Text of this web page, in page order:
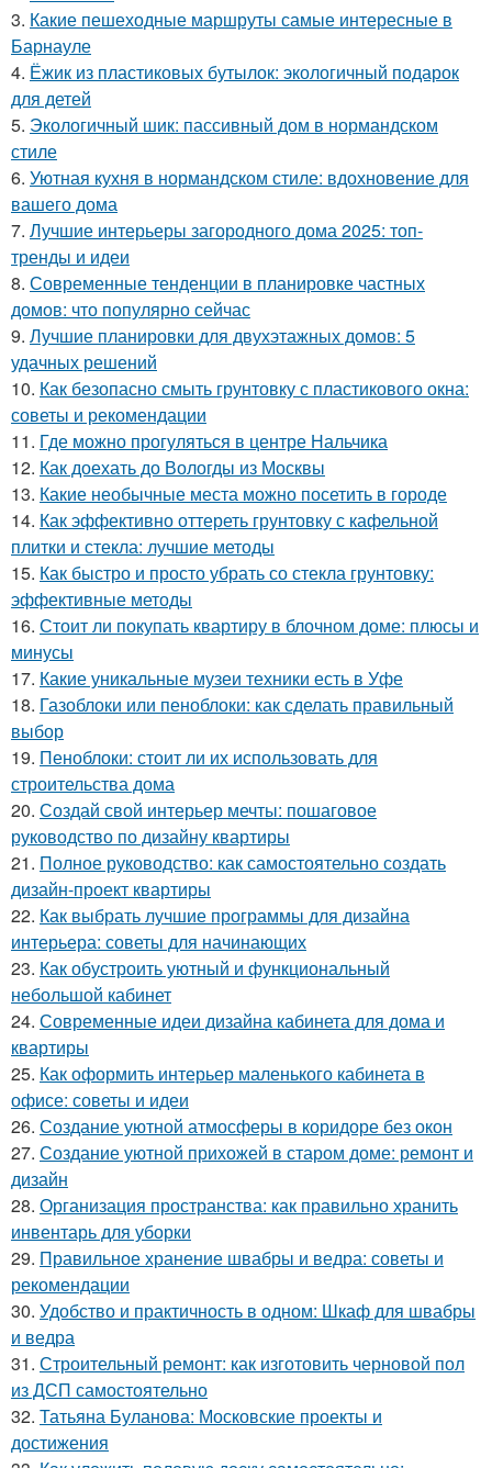
3. Какие пешеходные маршруты самые интересные в
Барнауле
4. Ёжик из пластиковых бутылок: экологичный подарок
для детей
5. Экологичный шик: пассивный дом в нормандском
стиле
6. Уютная кухня в нормандском стиле: вдохновение для
вашего дома
7. Лучшие интерьеры загородного дома 2025: топ-
тренды и идеи
8. Современные тенденции в планировке частных
домов: что популярно сейчас
9. Лучшие планировки для двухэтажных домов: 5
удачных решений
10. Как безопасно смыть грунтовку с пластикового окна:
советы и рекомендации
11. Где можно прогуляться в центре Нальчика
12. Как доехать до Вологды из Москвы
13. Какие необычные места можно посетить в городе
14. Как эффективно оттереть грунтовку с кафельной
плитки и стекла: лучшие методы
15. Как быстро и просто убрать со стекла грунтовку:
эффективные методы
16. Стоит ли покупать квартиру в блочном доме: плюсы и
минусы
17. Какие уникальные музеи техники есть в Уфе
18. Газоблоки или пеноблоки: как сделать правильный
выбор
19. Пеноблоки: стоит ли их использовать для
строительства дома
20. Создай свой интерьер мечты: пошаговое
руководство по дизайну квартиры
21. Полное руководство: как самостоятельно создать
дизайн-проект квартиры
22. Как выбрать лучшие программы для дизайна
интерьера: советы для начинающих
23. Как обустроить уютный и функциональный
небольшой кабинет
24. Современные идеи дизайна кабинета для дома и
квартиры
25. Как оформить интерьер маленького кабинета в
офисе: советы и идеи
26. Создание уютной атмосферы в коридоре без окон
27. Создание уютной прихожей в старом доме: ремонт и
дизайн
28. Организация пространства: как правильно хранить
инвентарь для уборки
29. Правильное хранение швабры и ведра: советы и
рекомендации
30. Удобство и практичность в одном: Шкаф для швабры
и ведра
31. Строительный ремонт: как изготовить черновой пол
из ДСП самостоятельно
32. Татьяна Буланова: Московские проекты и
достижения